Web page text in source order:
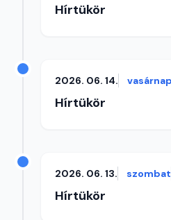
Hírtükör
2026. 06. 14. vasárnap
Hírtükör
2026. 06. 13. szombat
Hírtükör